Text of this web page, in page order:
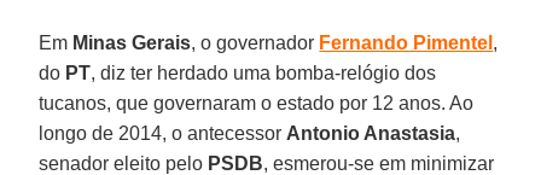
Em Minas Gerais, o governador Fernando Pimentel ,
do PT, diz ter herdado uma bomba-relógio dos
tucanos, que governaram o estado por 12 anos. Ao
longo de 2014, o antecessor Antonio Anastasia,
senador eleito pelo PSDB, esmerou-se em minimizar